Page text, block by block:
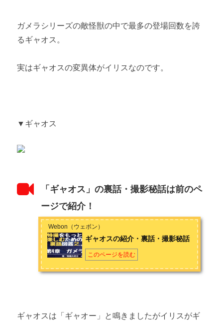
ガメラシリーズの敵怪獣の中で最多の登場回数を誇
るギャオス。
実はギャオスの変異体がイリスなのです。
▼ギャオス
「ギャオス」の裏話・撮影秘話は前のペ
ージで紹介！
Webon（ウェボン）
ギャオスの紹介・裏話・撮影秘話
このページを読む
ギャオスは「ギャオー」と鳴きましたがイリスがギ